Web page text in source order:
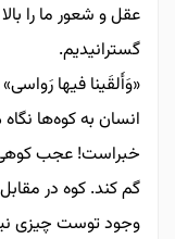
عقل و شعور ما را
گسترانیدیم.
«وَأَلقَینا فیها
انسان به کوه‌ها
خبراست! عجب کوهی!
گم کند. کوه در
وجود توست چیزی